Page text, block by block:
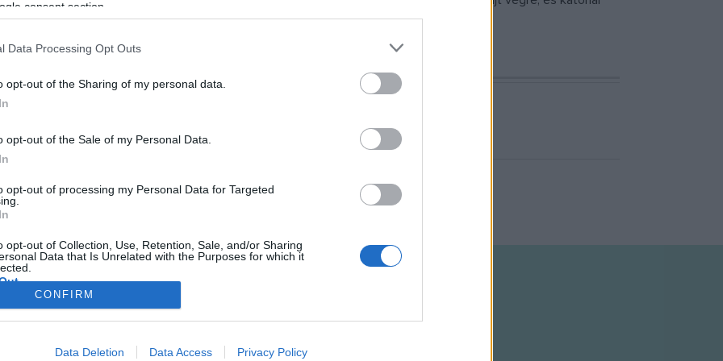
consent section.
Data Processing Opt Outs
opt-out of the Sharing of my personal data.
opt-out of the Sale of my Personal Data.
opt-out of processing my Personal Data for Targeted
opt-out of Collection, Use, Retention, Sale, and/or Sharing
Data that Is Unrelated with the Purposes for which it
allow Google to enable storage related to advertising like cookies on
CONFIRM
Data Deletion Data Access Privacy Policy
ellenpuccsa kudarccal végződött.